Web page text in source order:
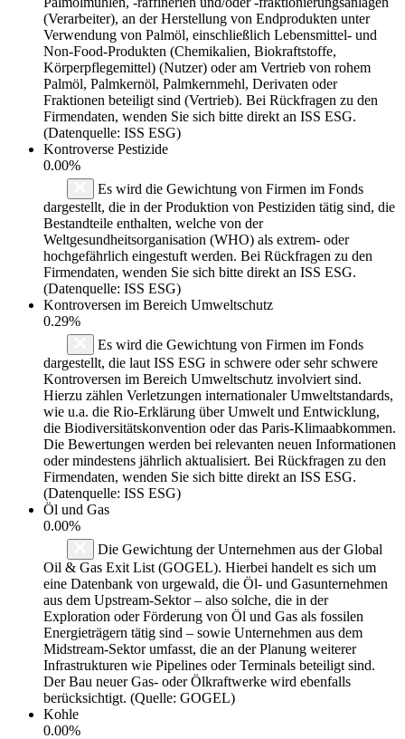
(Verarbeiter), an der Herstellung von Endprodukten unter
Verwendung von Palmöl, einschließlich Lebensmittel- und
Non-Food-Produkten (Chemikalien, Biokraftstoffe,
Körperpflegemittel) (Nutzer) oder am Vertrieb von rohem
Palmöl, Palmkernöl, Palmkernmehl, Derivaten oder
Fraktionen beteiligt sind (Vertrieb). Bei Rückfragen zu den
Firmendaten, wenden Sie sich bitte direkt an ISS ESG.
(Datenquelle: ISS ESG)
Kontroverse Pestizide
0.00%
Es wird die Gewichtung von Firmen im Fonds
dargestellt, die in der Produktion von Pestiziden tätig sind, die
Bestandteile enthalten, welche von der
Weltgesundheitsorganisation (WHO) als extrem- oder
hochgefährlich eingestuft werden. Bei Rückfragen zu den
Firmendaten, wenden Sie sich bitte direkt an ISS ESG.
(Datenquelle: ISS ESG)
Kontroversen im Bereich Umweltschutz
0.29%
Es wird die Gewichtung von Firmen im Fonds
dargestellt, die laut ISS ESG in schwere oder sehr schwere
Kontroversen im Bereich Umweltschutz involviert sind.
Hierzu zählen Verletzungen internationaler Umweltstandards,
wie u.a. die Rio-Erklärung über Umwelt und Entwicklung,
die Biodiversitätskonvention oder das Paris-Klimaabkommen.
Die Bewertungen werden bei relevanten neuen Informationen
oder mindestens jährlich aktualisiert. Bei Rückfragen zu den
Firmendaten, wenden Sie sich bitte direkt an ISS ESG.
(Datenquelle: ISS ESG)
Öl und Gas
0.00%
Die Gewichtung der Unternehmen aus der Global
Oil & Gas Exit List (GOGEL). Hierbei handelt es sich um
eine Datenbank von urgewald, die Öl- und Gasunternehmen
aus dem Upstream-Sektor – also solche, die in der
Exploration oder Förderung von Öl und Gas als fossilen
Energieträgern tätig sind – sowie Unternehmen aus dem
Midstream-Sektor umfasst, die an der Planung weiterer
Infrastrukturen wie Pipelines oder Terminals beteiligt sind.
Der Bau neuer Gas- oder Ölkraftwerke wird ebenfalls
berücksichtigt. (Quelle: GOGEL)
Kohle
0.00%